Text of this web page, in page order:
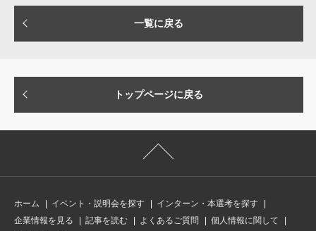
一覧に戻る
トップページに戻る
ホーム イベント・説明会を探す
インターン・本選考を探す
企業情報を見る
記事を読む よくあるご質問
個人情報に関して